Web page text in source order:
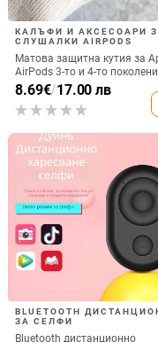
КАЛЪФИ И АКСЕСОАРИ
СЛУШАЛКИ AIRPODS
Матова защитна кутия за
AirPods 3-то и 4-то
8.69€/17.00 лв
BLUETOOTH
ЗА СЕЛФИ
Bluetooth дистанционно